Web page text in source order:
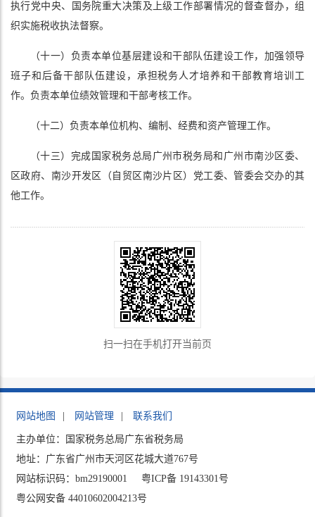
执行党中央、国务院重大决策及上级工作部署情况的督查督办，组
织实施税收执法督察。
（十一）负责本单位基层建设和干部队伍建设工作，加强领导
班子和后备干部队伍建设，承担税务人才培养和干部教育培训工
作。负责本单位绩效管理和干部考核工作。
（十二）负责本单位机构、编制、经费和资产管理工作。
（十三）完成国家税务总局广州市税务局和广州市南沙区委、
区政府、南沙开发区（自贸区南沙片区）党工委、管委会交办的其
他工作。
扫一扫在手机打开当前页
网站地图 网站管理 联系我们
主办单位：国家税务总局广东省税务局
地址：广东省广州市天河区花城大道767号
网站标识码：bm29190001
粤ICP备 19143301号
粤公网安备 44010602004213号